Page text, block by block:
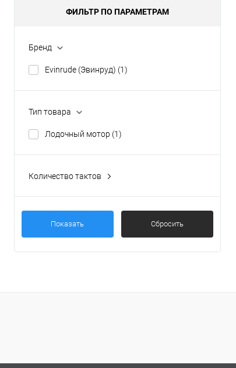
ФИЛЬТР ПО ПАРАМЕТРАМ
Бренд
Evinrude (Эвинруд) (1)
Тип товара
Лодочный мотор (1)
Количество тактов
Показать Сбросить